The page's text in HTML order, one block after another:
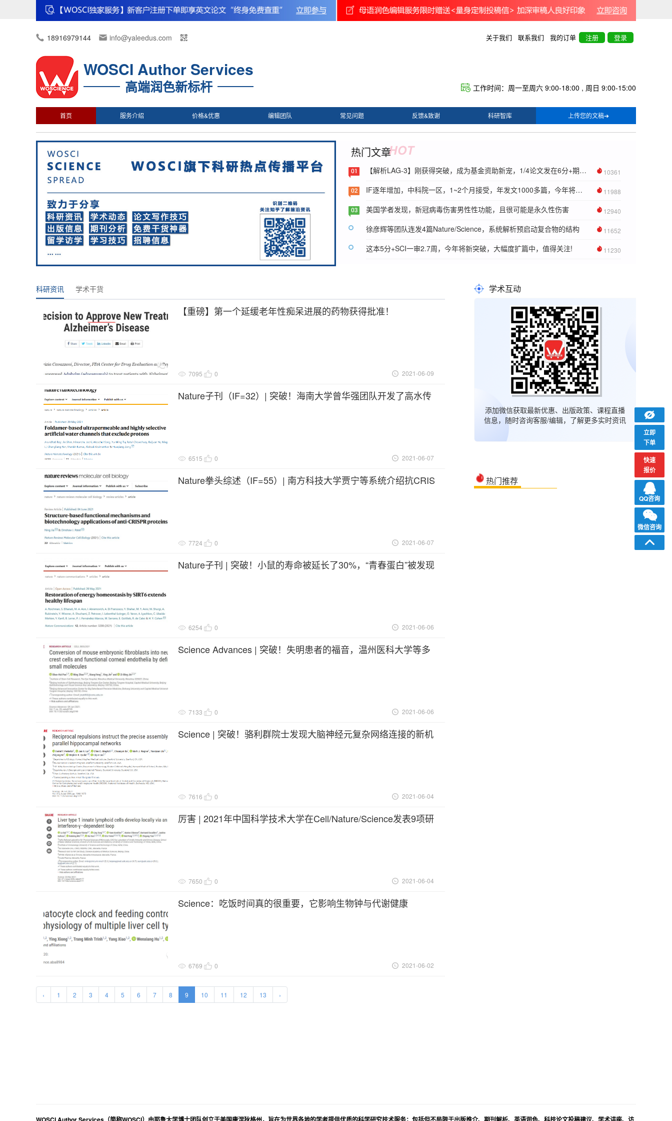
18916979144 info@yaleedus.com 关于我们 联系我们 我的订单 注册 登录
WOSCI Author Services
高端润色新标杆 工作时间：周一至周六 9:00-18:00 , 周日 9:00-15:00
首页 服务介绍 价格&优惠 编辑团队 常见问题 反馈&致谢 科研智库 上传您的文稿➔
热门文章
【解析LAG-3】刚获得突破，成为基金资助新宠，1/4论文发在6分+期刊；但研究显著不足，目前
10361
IF逐年增加，中科院一区，1~2个月接受，年发文1000多篇，今年将继续10+ 11988
美国学者发现，新冠病毒伤害男性性功能，且很可能是永久性伤害 12940
徐彦辉等团队连发4篇Nature/Science，系统解析预启动复合物的结构 11652
这本5分+SCI一审2.7周，今年将新突破，大幅度扩篇中，值得关注! 11230
科研资讯 学术干货
【重磅】第一个延缓老年性痴呆进展的药物获得批准！
7095 0 2021-06-09
Nature子刊（IF=32）| 突破！海南大学曾华强团队开发了高水传
6515 0 2021-06-07
Nature拳头综述（IF=55）| 南方科技大学贾宁等系统介绍抗CRIS
7724 0 2021-06-07
Nature子刊 | 突破！小鼠的寿命被延长了30%，“青春蛋白”被发现
6254 0 2021-06-06
Science Advances | 突破！失明患者的福音，温州医科大学等多
7133 0 2021-06-06
Science | 突破！骆利群院士发现大脑神经元复杂网络连接的新机
7616 0 2021-06-04
厉害 | 2021年中国科学技术大学在Cell/Nature/Science发表9项研
7650 0 2021-06-04
Science：吃饭时间真的很重要，它影响生物钟与代谢健康
6769 0 2021-06-02
‹ 1 2 3 4 5 6 7 8 9 10 11 12 13 ›
学术互动
添加微信获取最新优惠、出版政策、课程直播
信息，随时咨询客服/编辑，了解更多实时资讯
热门推荐
立即
下单
快速
报价
QQ咨询
微信咨询